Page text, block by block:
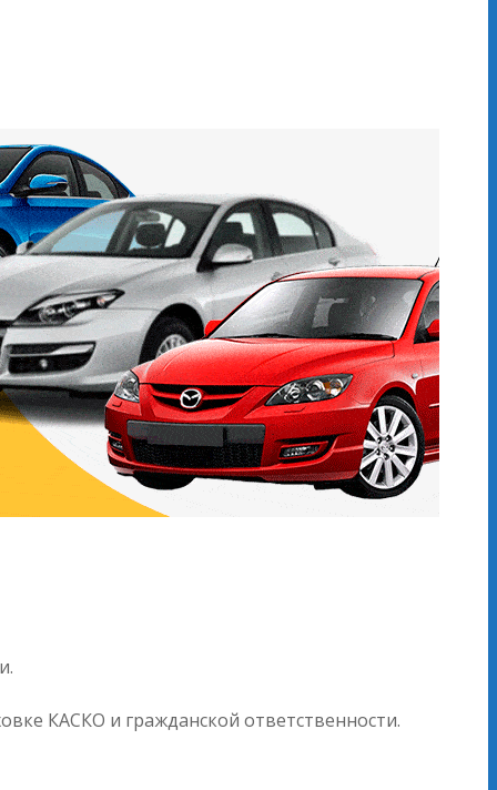
КАСКО и гражданской ответственности.